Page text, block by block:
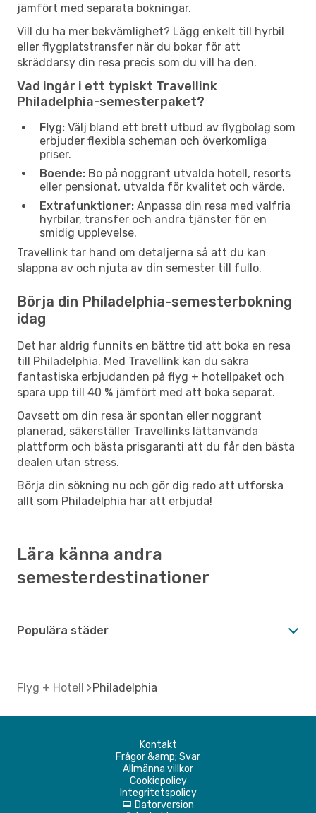
jämfört med separata bokningar.
Vill du ha mer bekvämlighet? Lägg enkelt till hyrbil
eller flygplatstransfer när du bokar för att
skräddarsy din resa precis som du vill ha den.
Vad ingår i ett typiskt Travellink
Philadelphia-semesterpaket?
Flyg: Välj bland ett brett utbud av flygbolag som
erbjuder flexibla scheman och överkomliga
priser.
Boende: Bo på noggrant utvalda hotell, resorts
eller pensionat, utvalda för kvalitet och värde.
Extrafunktioner: Anpassa din resa med valfria
hyrbilar, transfer och andra tjänster för en
smidig upplevelse.
Travellink tar hand om detaljerna så att du kan
slappna av och njuta av din semester till fullo.
Börja din Philadelphia-semesterbokning
idag
Det har aldrig funnits en bättre tid att boka en resa
till Philadelphia. Med Travellink kan du säkra
fantastiska erbjudanden på flyg + hotellpaket och
spara upp till 40 % jämfört med att boka separat.
Oavsett om din resa är spontan eller noggrant
planerad, säkerställer Travellinks lättanvända
plattform och bästa prisgaranti att du får den bästa
dealen utan stress.
Börja din sökning nu och gör dig redo att utforska
allt som Philadelphia har att erbjuda!
Lära känna andra
semesterdestinationer
Populära städer
Flyg + Hotell Philadelphia
Kontakt
Frågor &amp; Svar
Allmänna villkor
Cookiepolicy
Integritetspolicy
d Datorversion